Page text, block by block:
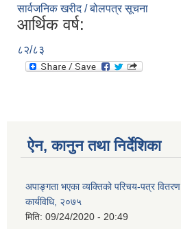
सार्वजनिक खरीद / बोलपत्र सूचना
आर्थिक वर्ष:
८२/८३
ऐन, कानुन तथा निर्देशिका
अपाङ्गता भएका व्यक्तिको परिचय-पत्र वितरण
कार्यविधि, २०७५
मिति: 09/24/2020 - 20:49